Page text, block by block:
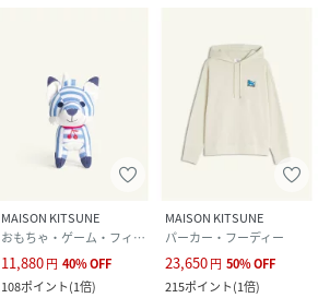
MAISON KITSUNE
おもちゃ・ゲーム・フィギュア
11,880円 40%OFF
108ポイント(1倍)
MAISON KITSUNE
パーカー・フーディー
23,650円 50%OFF
215ポイント(1倍)